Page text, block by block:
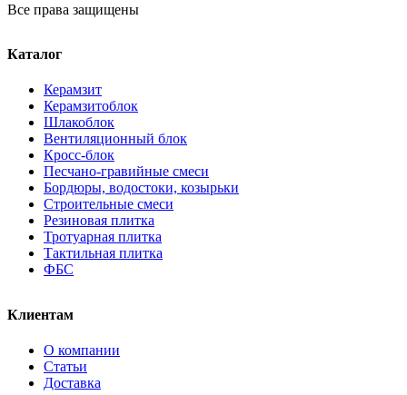
Все права защищены
Каталог
Керамзит
Керамзитоблок
Шлакоблок
Вентиляционный блок
Кросс-блок
Песчано-гравийные смеси
Бордюры, водостоки, козырьки
Строительные смеси
Резиновая плитка
Тротуарная плитка
Тактильная плитка
ФБС
Клиентам
О компании
Статьи
Доставка